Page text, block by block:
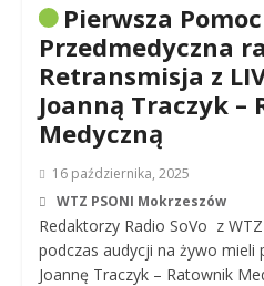
Pierwsza Pomoc
Przedmedyczna
Retransmisja z
Joanną Traczyk –
Medyczną
16 października, 2025
WTZ PSONI Mokrzeszów
Redaktorzy Radio SoVo z
podczas audycji na żywo mieli
Joannę Traczyk – Ratownik